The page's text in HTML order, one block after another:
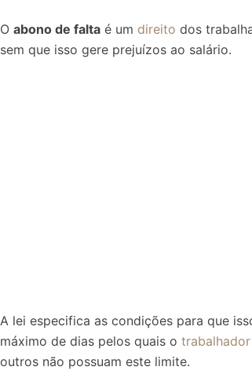
O abono de falta é um direito dos
sem que isso gere prejuízos ao salário.
A lei especifica as condições para que
máximo de dias pelos quais o trabalhador
outros não possuam este limite.